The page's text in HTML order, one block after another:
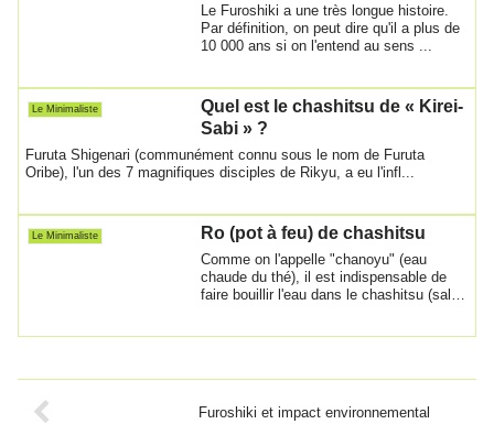
Le Furoshiki a une très longue histoire.
Par définition, on peut dire qu'il a plus de
10 000 ans si on l'entend au sens ...
Le Minimaliste
Quel est le chashitsu de « Kirei-
Sabi » ?
Furuta Shigenari (communément connu sous le nom de Furuta
Oribe), l'un des 7 magnifiques disciples de Rikyu, a eu l'infl...
Le Minimaliste Ro (pot à feu) de chashitsu
Comme on l'appelle "chanoyu" (eau
chaude du thé), il est indispensable de
faire bouillir l'eau dans le chashitsu (salon
Furoshiki et impact environnemental